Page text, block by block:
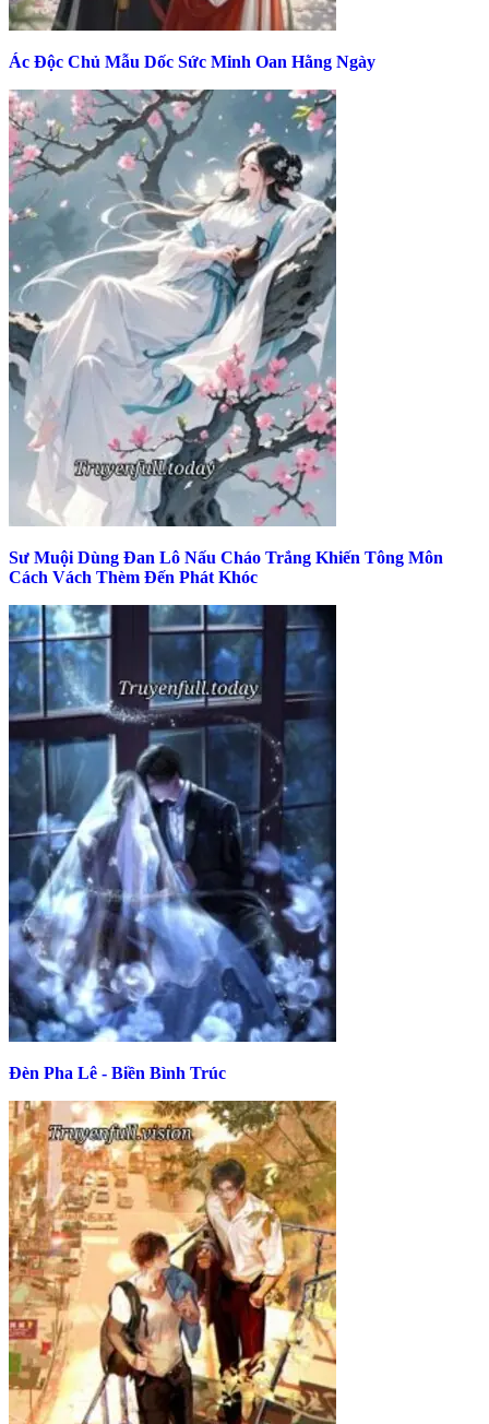
Ác Độc Chủ Mẫu Dốc Sức Minh Oan Hằng Ngày
Sư Muội Dùng Đan Lô Nấu Cháo Trắng Khiến Tông Môn
Cách Vách Thèm Đến Phát Khóc
Đèn Pha Lê - Biền Bình Trúc